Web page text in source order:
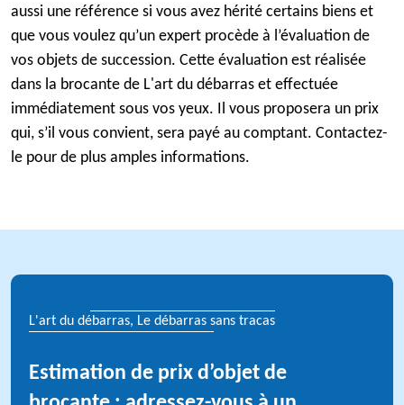
aussi une référence si vous avez hérité certains biens et
que vous voulez qu’un expert procède à l’évaluation de
vos objets de succession. Cette évaluation est réalisée
dans la brocante de L'art du débarras et effectuée
immédiatement sous vos yeux. Il vous proposera un prix
qui, s’il vous convient, sera payé au comptant. Contactez-
le pour de plus amples informations.
L'art du débarras, Le débarras sans tracas
Estimation de prix d’objet de